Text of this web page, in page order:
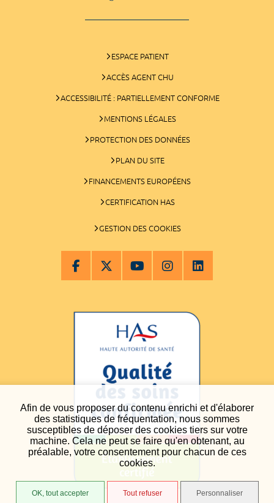
Afin de vous proposer du contenu enrichi et d'élaborer
des statistiques de fréquentation, nous sommes
susceptibles de déposer des cookies tiers sur votre
machine. Cela ne peut se faire qu'en obtenant, au
préalable, votre consentement pour chacun de ces
cookies.
OK, tout accepter Tout refuser Personnaliser
ESPACE PATIENT
ACCÈS AGENT CHU
ACCESSIBILITÉ : PARTIELLEMENT CONFORME
MENTIONS LÉGALES
PROTECTION DES DONNÉES
PLAN DU SITE
FINANCEMENTS EUROPÉENS
CERTIFICATION HAS
GESTION DES COOKIES